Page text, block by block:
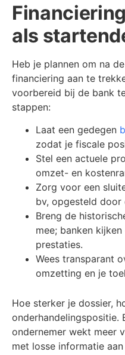
als
Heb je plannen om na
financiering aan te
voorbereid bij de bank
stappen:
Laat een gedegen
zodat je fiscale
Stel een actuele
omzet- en
Zorg voor een
bv, opgesteld door
Breng de
mee; banken
prestaties.
Wees transparant
omzetting en je
Hoe sterker je dossier,
onderhandelingspositie.
ondernemer wekt meer
met losse informatie